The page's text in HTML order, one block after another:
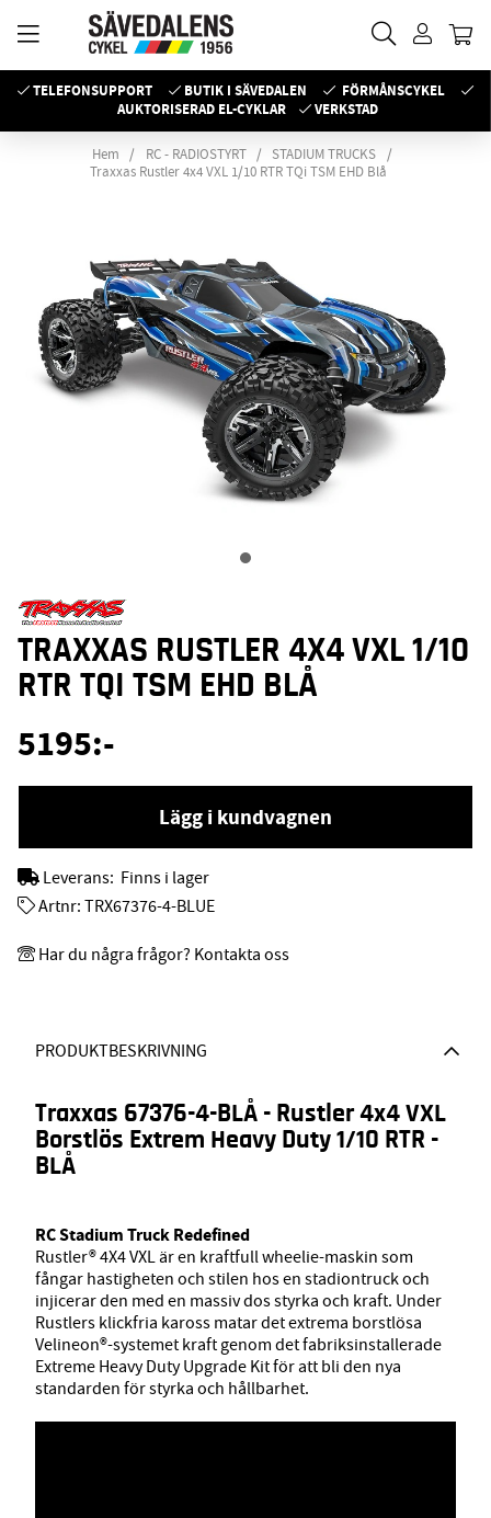
TELEFONSUPPORT BUTIK I SÄVEDALEN
FÖRMÅNSCYKEL
AUKTORISERAD EL-CYKLAR
VERKSTAD
Hem RC - RADIOSTYRT
STADIUM TRUCKS
Traxxas Rustler 4x4 VXL 1/10 RTR TQi TSM EHD Blå
PRODUKTBESKRIVNING
Traxxas 67376-4-BLÅ - Rustler 4x4 VXL
Borstlös Extrem Heavy Duty 1/10 RTR -
BLÅ
RC Stadium Truck Redefined
Rustler® 4X4 VXL är en kraftfull wheelie-maskin som
fångar hastigheten och stilen hos en stadiontruck och
injicerar den med en massiv dos styrka och kraft. Under
Rustlers klickfria kaross matar det extrema borstlösa
Velineon®-systemet kraft genom det fabriksinstallerade
Extreme Heavy Duty Upgrade Kit för att bli den nya
standarden för styrka och hållbarhet.
TRAXXAS RUSTLER 4X4 VXL 1/10
RTR TQI TSM EHD BLÅ
5195:-
Lägg i kundvagnen
Leverans: Finns i lager
Artnr: TRX67376-4-BLUE
Har du några frågor? Kontakta oss